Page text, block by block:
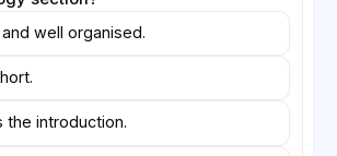
well organised.
the introduction.